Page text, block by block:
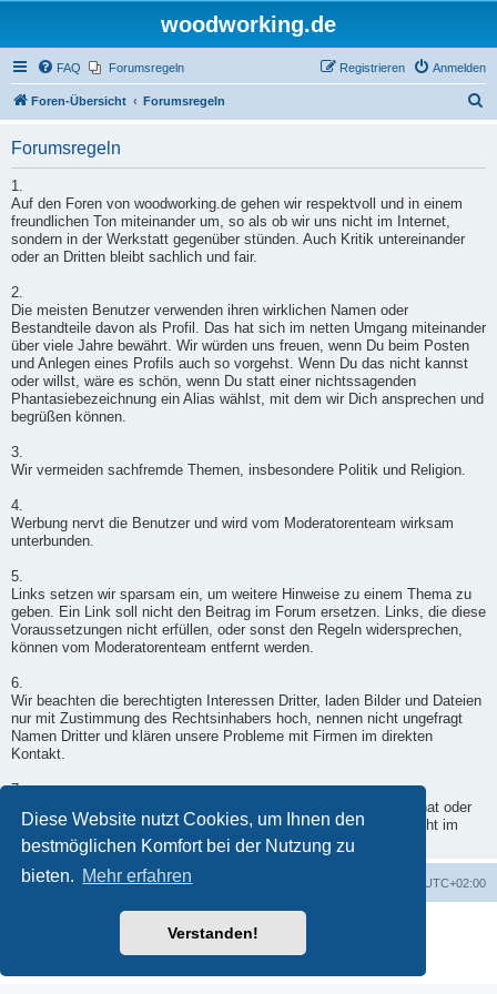
Diese Website nutzt Cookies, um Ihnen den
bestmöglichen Komfort bei der Nutzung zu
bieten. Mehr erfahren
Verstanden!
woodworking.de
FAQ Forumsregeln Anmelden
Registrieren
Foren-Übersicht Forumsregeln
Forumsregeln
1.
Auf den Foren von woodworking.de gehen wir respektvoll und in einem
freundlichen Ton miteinander um, so als ob wir uns nicht im Internet,
sondern in der Werkstatt gegenüber stünden. Auch Kritik untereinander
oder an Dritten bleibt sachlich und fair.
2.
Die meisten Benutzer verwenden ihren wirklichen Namen oder
Bestandteile davon als Profil. Das hat sich im netten Umgang miteinander
über viele Jahre bewährt. Wir würden uns freuen, wenn Du beim Posten
und Anlegen eines Profils auch so vorgehst. Wenn Du das nicht kannst
oder willst, wäre es schön, wenn Du statt einer nichtssagenden
Phantasiebezeichnung ein Alias wählst, mit dem wir Dich ansprechen und
begrüßen können.
3.
Wir vermeiden sachfremde Themen, insbesondere Politik und Religion.
4.
Werbung nervt die Benutzer und wird vom Moderatorenteam wirksam
unterbunden.
5.
Links setzen wir sparsam ein, um weitere Hinweise zu einem Thema zu
geben. Ein Link soll nicht den Beitrag im Forum ersetzen. Links, die diese
Voraussetzungen nicht erfüllen, oder sonst den Regeln widersprechen,
können vom Moderatorenteam entfernt werden.
6.
Wir beachten die berechtigten Interessen Dritter, laden Bilder und Dateien
nur mit Zustimmung des Rechtsinhabers hoch, nennen nicht ungefragt
Namen Dritter und klären unsere Probleme mit Firmen im direkten
Kontakt.
7.
Wenn ein Moderator doch einmal in Deinen Beitrag eingegriffen hat oder
er nicht freigegeben wurde, wende Dich per Kontaktformular - nicht im
Forum - an einen Moderator.
Foren-Übersicht UTC+02:00
Deutsche Übersetzung durch